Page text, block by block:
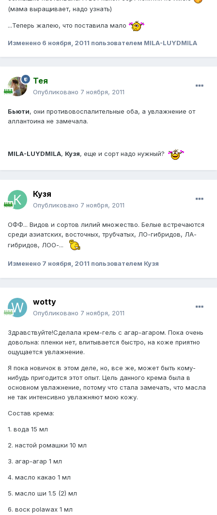
(мама выращивает, надо узнать)
...Теперь жалею, что поставила мало
Изменено 6 ноября, 2011 пользователем MILA-LUYDMILA
Тея
Опубликовано 7 ноября, 2011
Бьюти, они противовоспалительные оба, а увлажнение от
аллантоина не замечала.
MILA-LUYDMILA, Кузя, еще и сорт надо нужный?
Кузя
Опубликовано 7 ноября, 2011
ОФФ... Видов и сортов лилий множество. Белые встречаются
среди азиатских, восточных, трубчатых, ЛО-гибридов, ЛА-
гибридов, ЛОО-...
Изменено 7 ноября, 2011 пользователем Кузя
wotty
Опубликовано 7 ноября, 2011
Здравствуйте!Сделала крем-гель с агар-агаром. Пока очень
довольна: пленки нет, впитывается быстро, на коже приятно
ощущается увлажнение.
Я пока новичок в этом деле, но, все же, может быть кому-
нибудь пригодится этот опыт. Цель данного крема была в
основном увлажнение, потому что стала замечать, что масла
не так интенсивно увлажняют мою кожу.
Состав крема:
1. вода 15 мл
2. настой ромашки 10 мл
3. агар-агар 1 мл
4. масло какао 1 мл
5. масло ши 1.5 (2) мл
6. воск polawax 1 мл